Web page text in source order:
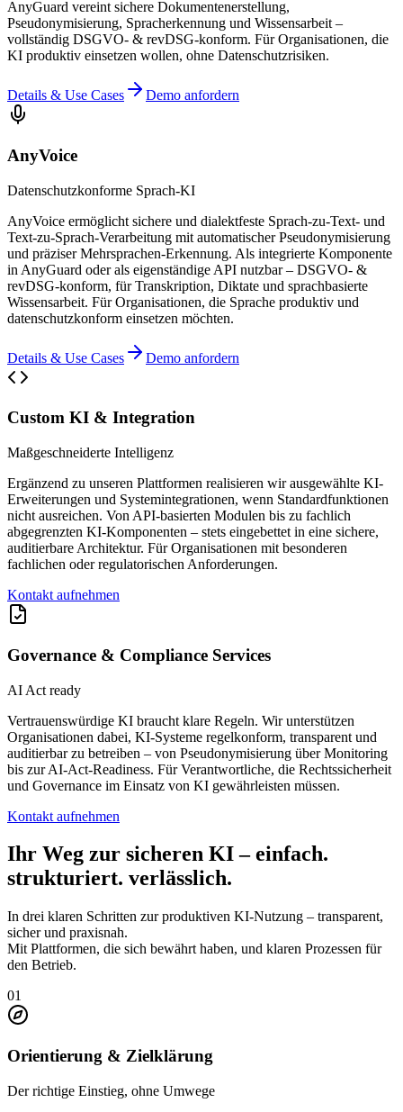
AnyGuard vereint sichere Dokumentenerstellung,
Pseudonymisierung, Spracherkennung und Wissensarbeit –
vollständig DSGVO- & revDSG-konform. Für Organisationen, die
KI produktiv einsetzen wollen, ohne Datenschutzrisiken.
Details & Use Cases Demo anfordern
AnyVoice
Datenschutzkonforme Sprach-KI
AnyVoice ermöglicht sichere und dialektfeste Sprach-zu-Text- und
Text-zu-Sprach-Verarbeitung mit automatischer Pseudonymisierung
und präziser Mehrsprachen-Erkennung. Als integrierte Komponente
in AnyGuard oder als eigenständige API nutzbar – DSGVO- &
revDSG-konform, für Transkription, Diktate und sprachbasierte
Wissensarbeit. Für Organisationen, die Sprache produktiv und
datenschutzkonform einsetzen möchten.
Details & Use Cases Demo anfordern
Custom KI & Integration
Maßgeschneiderte Intelligenz
Ergänzend zu unseren Plattformen realisieren wir ausgewählte KI-
Erweiterungen und Systemintegrationen, wenn Standardfunktionen
nicht ausreichen. Von API-basierten Modulen bis zu fachlich
abgegrenzten KI-Komponenten – stets eingebettet in eine sichere,
auditierbare Architektur. Für Organisationen mit besonderen
fachlichen oder regulatorischen Anforderungen.
Kontakt aufnehmen
Governance & Compliance Services
AI Act ready
Vertrauenswürdige KI braucht klare Regeln. Wir unterstützen
Organisationen dabei, KI-Systeme regelkonform, transparent und
auditierbar zu betreiben – von Pseudonymisierung über Monitoring
bis zur AI-Act-Readiness. Für Verantwortliche, die Rechtssicherheit
und Governance im Einsatz von KI gewährleisten müssen.
Kontakt aufnehmen
Ihr Weg zur sicheren KI – einfach.
strukturiert. verlässlich.
In drei klaren Schritten zur produktiven KI-Nutzung – transparent,
sicher und praxisnah.
Mit Plattformen, die sich bewährt haben, und klaren Prozessen für
den Betrieb.
01
Orientierung & Zielklärung
Der richtige Einstieg, ohne Umwege